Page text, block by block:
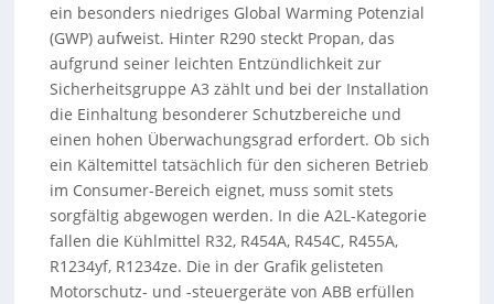
ein besonders niedriges Global Warming Potenzial
(GWP) aufweist. Hinter R290 steckt Propan, das
aufgrund seiner leichten Entzündlichkeit zur
Sicherheitsgruppe A3 zählt und bei der Installation
die Einhaltung besonderer Schutzbereiche und
einen hohen Überwachungsgrad erfordert. Ob sich
ein Kältemittel tatsächlich für den sicheren Betrieb
im Consumer-Bereich eignet, muss somit stets
sorgfältig abgewogen werden. In die A2L-Kategorie
fallen die Kühlmittel R32, R454A, R454C, R455A,
R1234yf, R1234ze. Die in der Grafik gelisteten
Motorschutz- und -steuergeräte von ABB erfüllen